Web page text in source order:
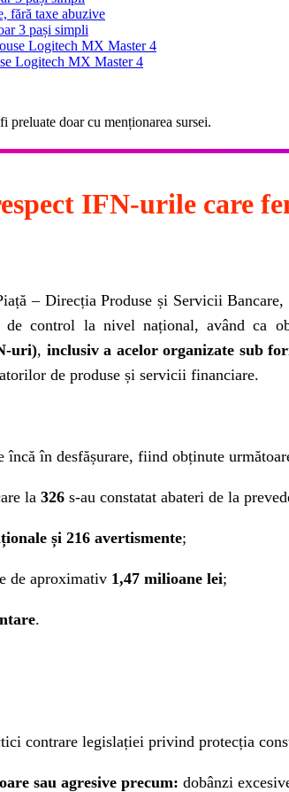
fără taxe abuzive
3 pași simpli
Logitech MX Master 4
Logitech MX Master 4
doar cu menționarea sursei.
IFN-urile care
– Direcția Produse și Servicii
control la nivel național, având ca
uri), inclusiv a acelor organizate sub
de produse și servicii financiare.
încă în desfășurare, fiind obținute
la 326 s-au constatat abateri de la
și 216 avertismente;
de aproximativ 1,47 milioane lei;
.
contrare legislației privind protecția
sau agresive precum: dobânzi